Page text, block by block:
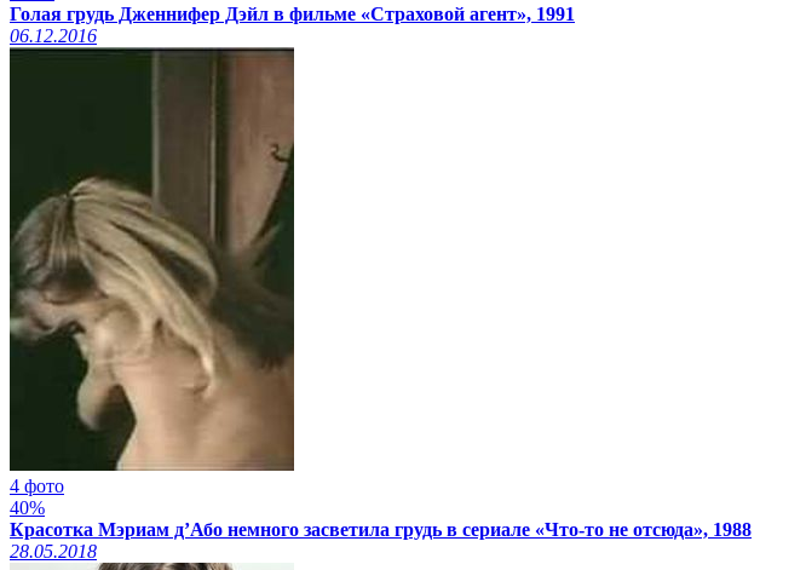
Голая грудь Дженнифер Дэйл в фильме «Страховой агент», 1991
06.12.2016
4 фото
40%
Красотка Мэриам д’Або немного засветила грудь в сериале «Что-то не отсюда», 1988
28.05.2018